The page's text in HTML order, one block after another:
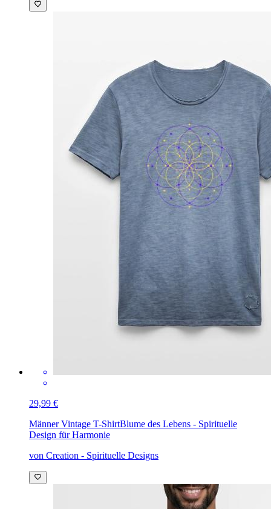
29,99 €
Männer Vintage T-ShirtBlume des Lebens - Spirituelle
Design für Harmonie
von Creation - Spirituelle Designs